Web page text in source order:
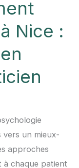
Nice :
vers un mieux-
approches
à chaque patient